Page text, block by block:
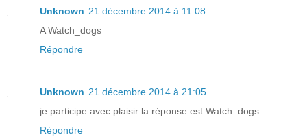
Unknown 21 décembre 2014 à 11:08
A Watch_dogs
Répondre
Unknown 21 décembre 2014 à 21:05
je participe avec plaisir la réponse est Watch_dogs
Répondre